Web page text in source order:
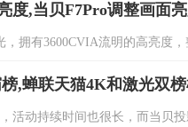
度,当贝F7Pro调整画面
，拥有3600CVIA流明的高亮度
,蝉联天猫4K和激光双
活动持续时间也很长，而当贝